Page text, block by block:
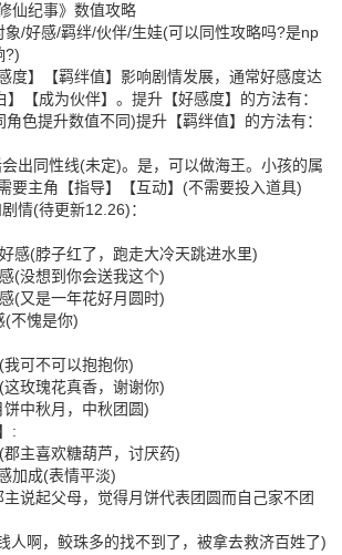
纪事》数值攻略
好感/羁绊/伙伴/生娃(可以同性攻略吗?是np
?)
】【羁绊值】影响剧情发展，通常好感度达
【成为伙伴】。提升【好感度】的方法有：
色提升数值不同)提升【羁绊值】的方法有：
同性线(未定)。是，可以做海王。小孩的属
要主角【指导】【互动】(不需要投入道具)
(待更新12.26)：
(脖子红了，跑走大冷天跳进水里)
没想到你会送我这个)
又是一年花好月圆时)
愧是你)
可不可以抱抱你)
玫瑰花真香，谢谢你)
中秋月，中秋团圆)
:
主喜欢糖葫芦，讨厌药)
成(表情平淡)
起父母，觉得月饼代表团圆而自己家不团
啊，鲛珠多的找不到了，被拿去救济百姓了)